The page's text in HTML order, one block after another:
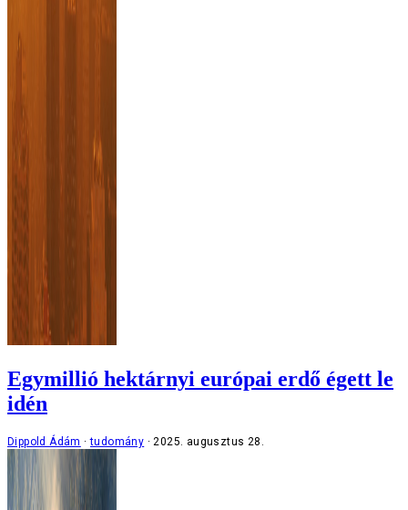
Egymillió hektárnyi európai erdő égett le
idén
Dippold Ádám tudomány 2025. augusztus 28.